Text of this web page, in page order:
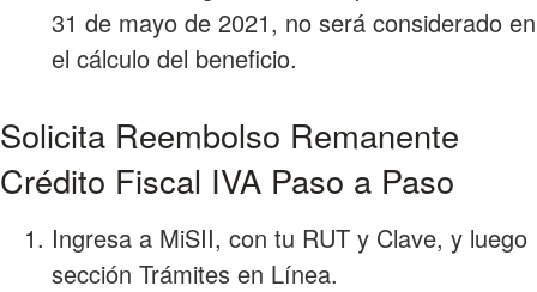
31 de mayo de 2021, no será considerado en
el cálculo del beneficio.
Solicita Reembolso Remanente
Crédito Fiscal IVA Paso a Paso
Ingresa a MiSII, con tu RUT y Clave, y luego
sección Trámites en Línea.